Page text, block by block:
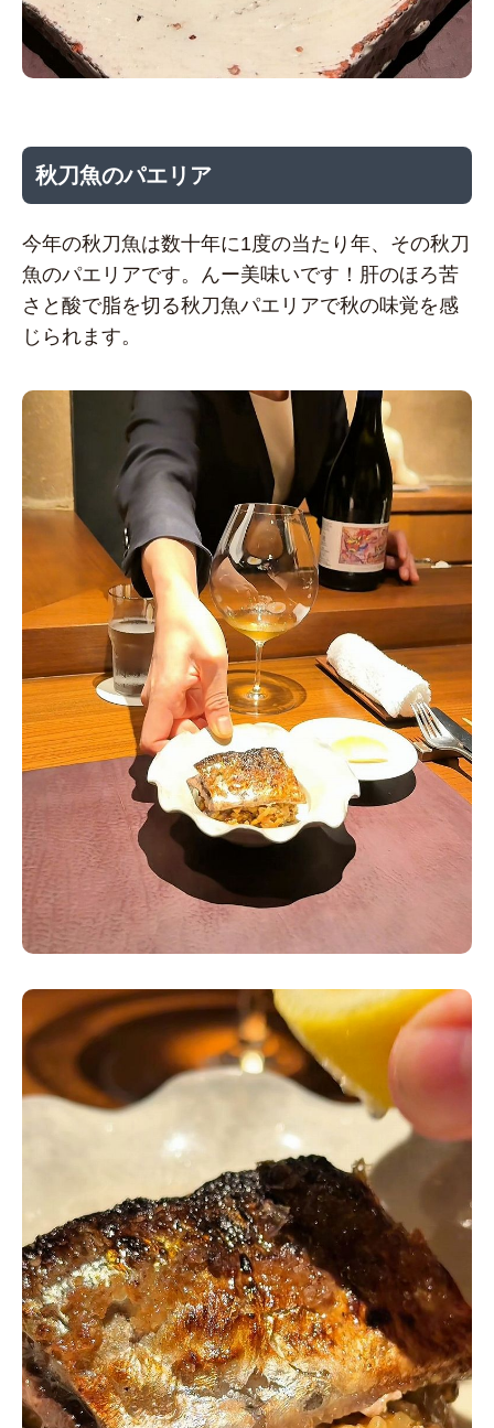
秋刀魚のパエリア
今年の秋刀魚は数十年に1度の当たり年、その秋刀
魚のパエリアです。んー美味いです！肝のほろ苦
さと酸で脂を切る秋刀魚パエリアで秋の味覚を感
じられます。